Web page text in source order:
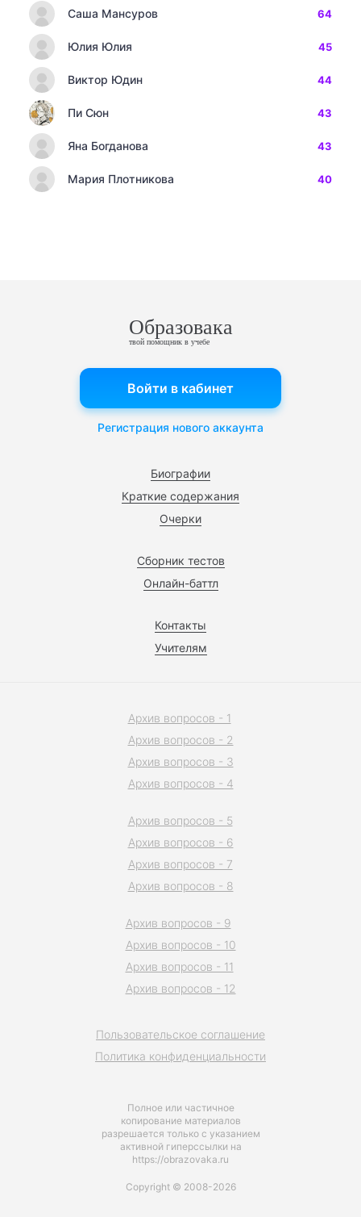
Саша Мансуров 64
Юлия Юлия 45
Виктор Юдин 44
Пи Сюн 43
Яна Богданова 43
Мария Плотникова 40
Образовака
твой помощник в учебе
Биографии
Краткие содержания
Очерки
Сборник тестов
Онлайн-баттл
Контакты
Учителям
Войти в кабинет
Регистрация нового аккаунта
Полное или частичное
копирование материалов
разрешается только с указанием
активной гиперссылки на
https://obrazovaka.ru
Пользовательское соглашение
Политика конфиденциальности
Архив вопросов - 1
Архив вопросов - 2
Архив вопросов - 3
Архив вопросов - 4
Архив вопросов - 5
Архив вопросов - 6
Архив вопросов - 7
Архив вопросов - 8
Архив вопросов - 9
Архив вопросов - 10
Архив вопросов - 11
Архив вопросов - 12
Copyright © 2008-2026